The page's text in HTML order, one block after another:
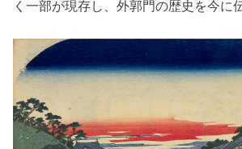
く一部が現存し、外郭門の歴史を今に